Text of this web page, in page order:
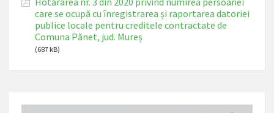
care se ocupă cu înregistrarea și raportarea datoriei
publice locale pentru creditele contractate de
Comuna Pănet, jud. Mureș
(687 kB)